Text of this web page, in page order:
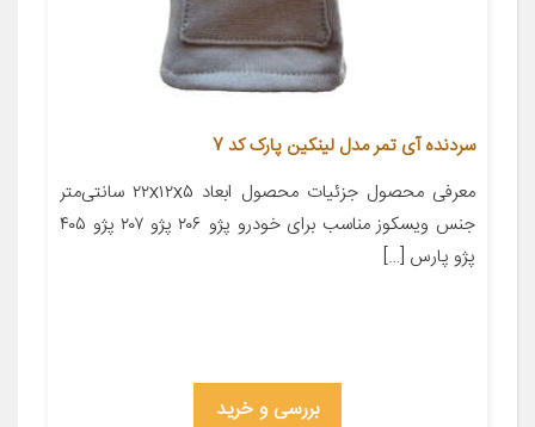
سردنده آی تمر مدل لینکین پارک کد 7
معرفی محصول جزئیات محصول ابعاد ۲۲x۱۲x۵ سانتی‌متر
جنس ویسکوز مناسب برای خودرو پژو ۲۰۶ پژو ۲۰۷ پژو ۴۰۵
پژو پارس […]
بررسی و خرید